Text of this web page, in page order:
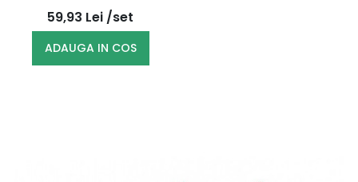
59,93 Lei /set
ADAUGA IN COS